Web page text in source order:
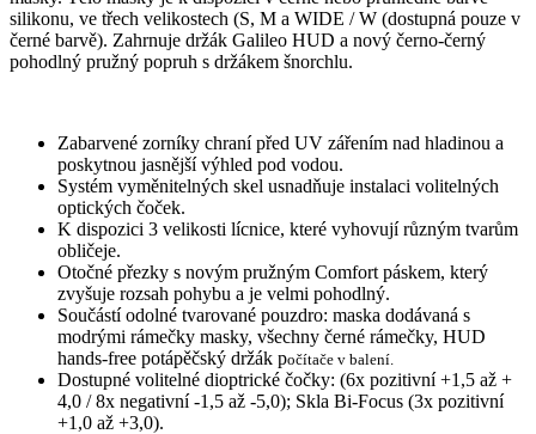
silikonu, ve třech velikostech (S, M a WIDE / W (dostupná pouze v
černé barvě). Zahrnuje držák Galileo HUD a nový černo-černý
pohodlný pružný popruh s držákem šnorchlu.
Zabarvené zorníky chraní před UV zářením nad hladinou a
poskytnou jasnější výhled pod vodou.
Systém vyměnitelných skel usnadňuje instalaci volitelných
optických čoček.
K dispozici 3 velikosti lícnice, které vyhovují různým tvarům
obličeje.
Otočné přezky s novým pružným Comfort páskem, který
zvyšuje rozsah pohybu a je velmi pohodlný.
Součástí odolné tvarované pouzdro: maska dodávaná s
modrými rámečky masky, všechny černé rámečky, HUD
hands-free potápěčský držák počítače v balení.
Dostupné volitelné dioptrické čočky: (6x pozitivní +1,5 až +
4,0 / 8x negativní -1,5 až -5,0); Skla Bi-Focus (3x pozitivní
+1,0 až +3,0).